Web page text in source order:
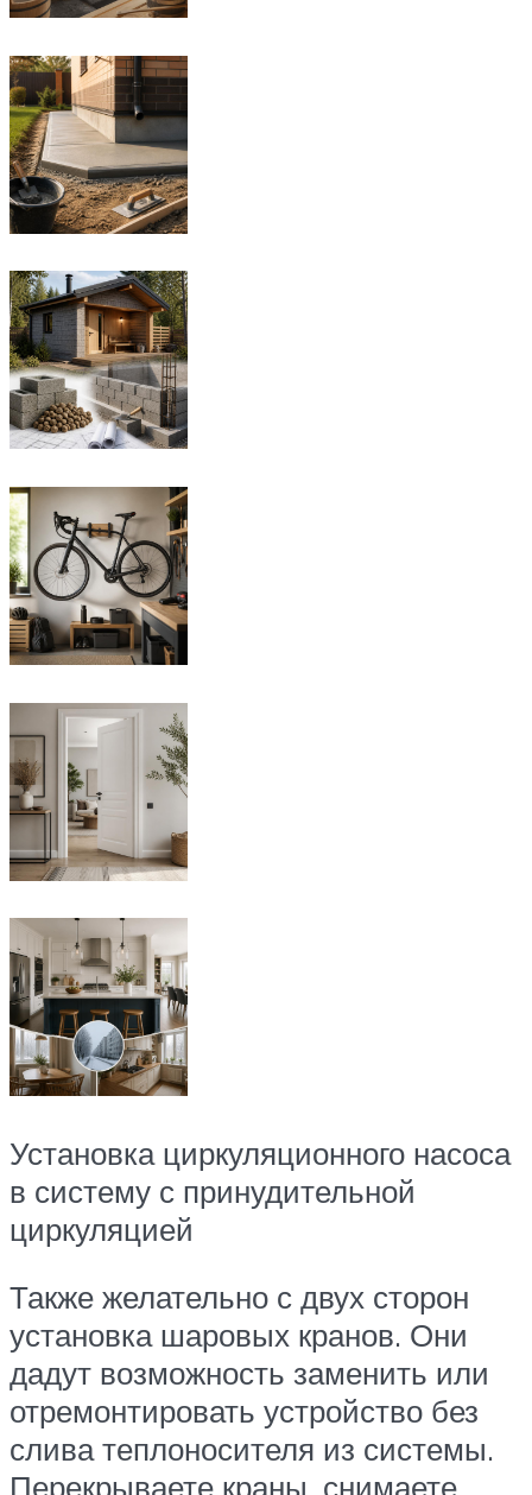
Установка циркуляционного насоса
в систему с принудительной
циркуляцией
Также желательно с двух сторон
установка шаровых кранов. Они
дадут возможность заменить или
отремонтировать устройство без
слива теплоносителя из системы.
Перекрываете краны, снимаете